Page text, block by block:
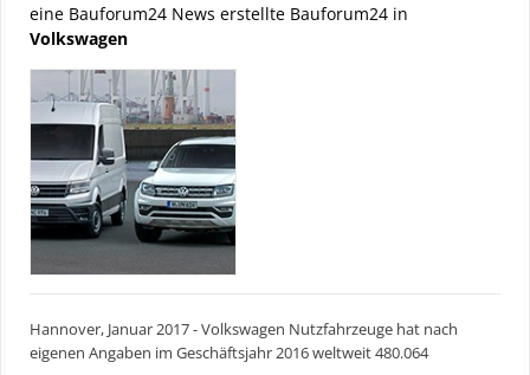
eine Bauforum24 News erstellte Bauforum24 in
Volkswagen
Hannover, Januar 2017 - Volkswagen Nutzfahrzeuge hat nach
eigenen Angaben im Geschäftsjahr 2016 weltweit 480.064